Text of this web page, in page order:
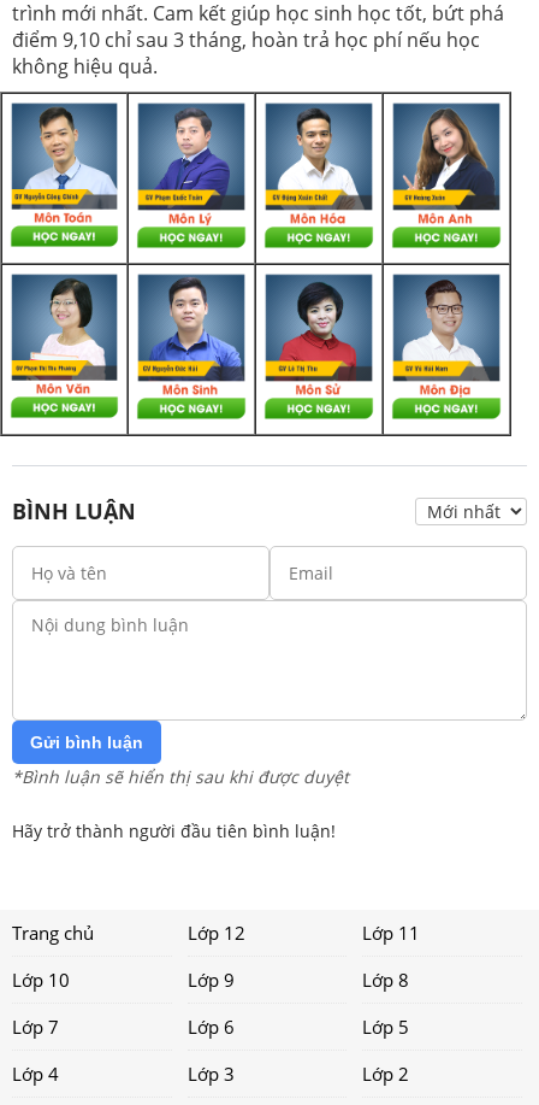
trình mới nhất. Cam kết giúp học sinh học tốt, bứt phá
điểm 9,10 chỉ sau 3 tháng, hoàn trả học phí nếu học
không hiệu quả.
BÌNH LUẬN
Gửi bình luận
*Bình luận sẽ hiển thị sau khi được duyệt
Hãy trở thành người đầu tiên bình luận!
Trang chủ Lớp 12
Lớp 11
Lớp 10
Lớp 9
Lớp 8
Lớp 7
Lớp 6
Lớp 5
Lớp 4
Lớp 3 Lớp 2